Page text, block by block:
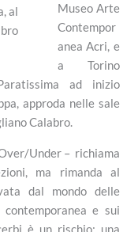
al
Museo Arte
Contempor
anea Acri, e
a Torino
ad inizio
approda nelle sale
Calabro.
Under – richiama
ma rimanda al
dal mondo delle
contemporanea e sui
è un rischio; una